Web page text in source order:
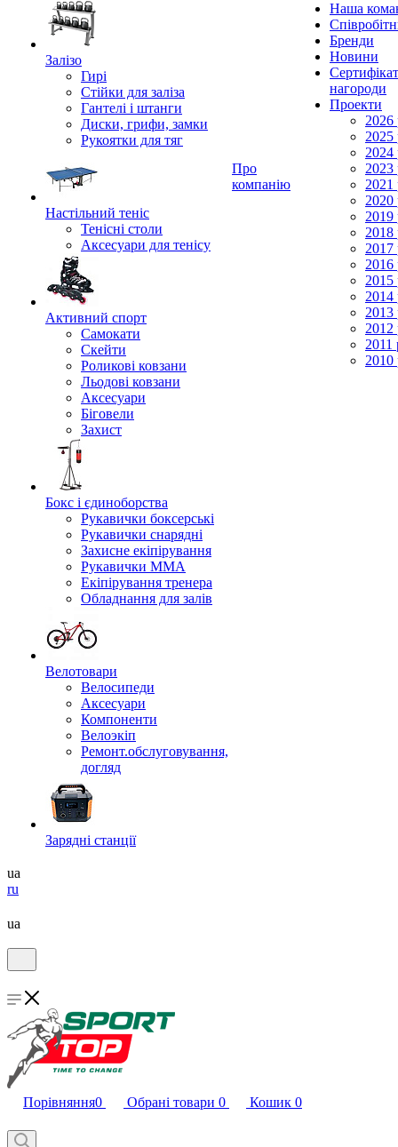
Залізо
Гирі
Стійки для заліза
Гантелі і штанги
Диски, грифи, замки
Рукоятки для тяг
Настільний теніс
Тенісні столи
Аксесуари для тенісу
Активний спорт
Самокати
Скейти
Роликові ковзани
Льодові ковзани
Аксесуари
Біговели
Захист
Бокс і єдиноборства
Рукавички боксерські
Рукавички снарядні
Захисне екіпірування
Рукавички ММА
Екіпірування тренера
Обладнання для залів
Велотовари
Велосипеди
Аксесуари
Компоненти
Велоэкіп
Ремонт.обслуговування,
догляд
Зарядні станції
Про
компанію
Наша
Бренди
Новини
нагороди
Проекти
2026
2025
2024
2023
2021
2020
2019
2018
2017
2016
2015
2014
2013
2012
2011
2010
ua
ru
ua
Порівняння0 Обрані товари 0 Кошик 0